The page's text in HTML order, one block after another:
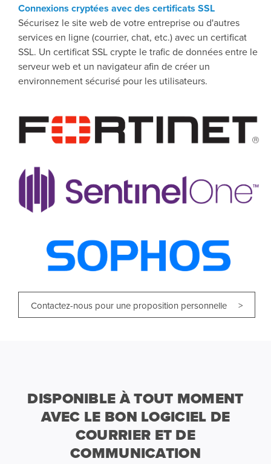
Connexions cryptées avec des certificats SSL
Sécurisez le site web de votre entreprise ou d'autres
services en ligne (courrier, chat, etc.) avec un certificat
SSL. Un certificat SSL crypte le trafic de données entre le
serveur web et un navigateur afin de créer un
environnement sécurisé pour les utilisateurs.
Contactez-nous pour une proposition personnelle >
DISPONIBLE À TOUT MOMENT
AVEC LE BON LOGICIEL DE
COURRIER ET DE
COMMUNICATION